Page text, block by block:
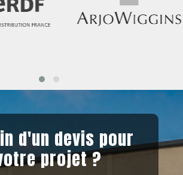
d'un devis pour
projet ?